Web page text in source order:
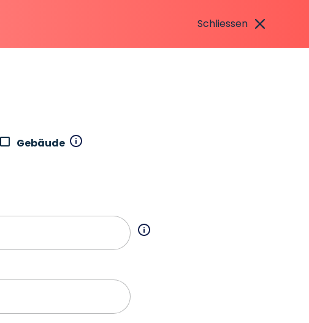
Schliessen
Gebäude